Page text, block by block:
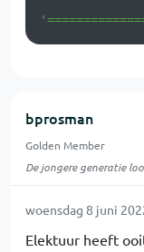
bprosman
Golden Member
De jongere generatie
woensdag 8 juni
Elektuur heeft